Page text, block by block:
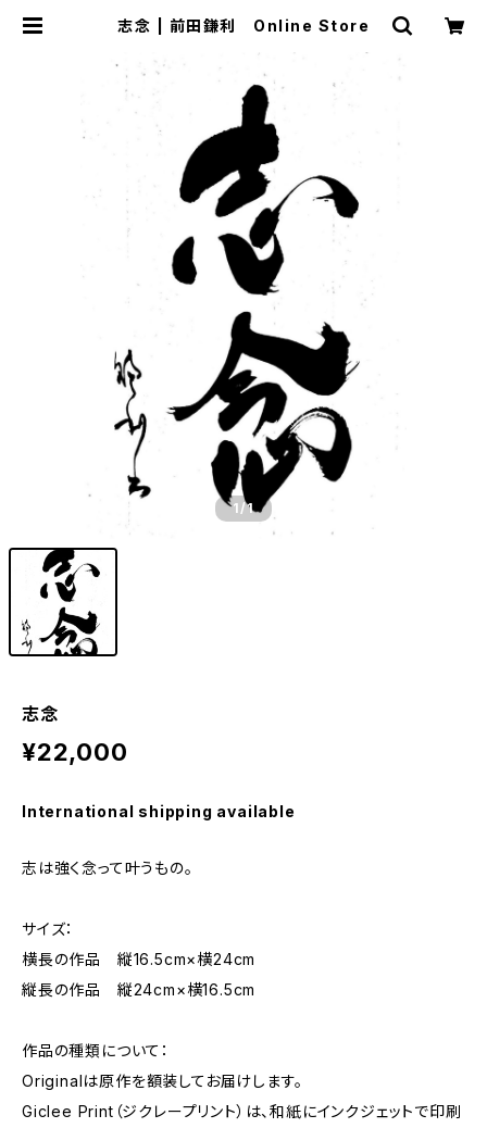
志念 | 前田鎌利 Online Store
1 /1
志念
¥22,000
International shipping available
志は強く念って叶うもの。
サイズ：
横長の作品 縦16.5cm×横24cm
縦長の作品 縦24cm×横16.5cm
作品の種類について：
Originalは原作を額装してお届けします。
Giclee Print（ジクレープリント）は、和紙にインクジェットで印刷